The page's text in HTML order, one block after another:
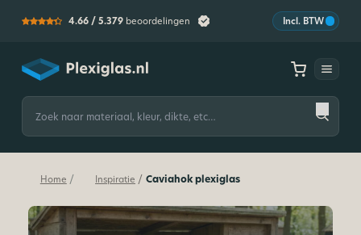
4.66 / 5.379 beoordelingen Incl. BTW
Plexiglas
Zoeken
naar:
Home / Inspiratie / Caviahok plexiglas